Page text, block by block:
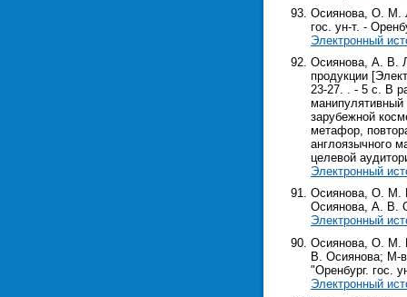
Осиянова, О. М.
гос. ун-т. -
Электронный
Осиянова, А. В.
продукции
23-27. . - 5 с. В
манипулятивный
зарубежной
метафор,
англоязычного
целевой
Электронный
Осиянова, О. М.
Осиянова, А. В.
Электронный
Осиянова, О. М.
В. Осиянова; М-
"Оренбург. гос.
Электронный